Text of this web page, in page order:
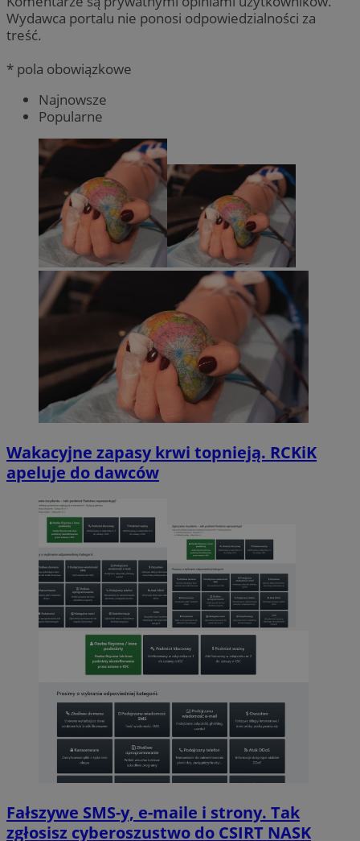
Wydawca portalu nie ponosi odpowiedzialności za
treść.
* pola obowiązkowe
Najnowsze
Popularne
Wakacyjne zapasy krwi topnieją. RCKiK
apeluje do dawców
Fałszywe SMS-y, e-maile i strony. Tak
zgłosisz cyberoszustwo do CSIRT NASK